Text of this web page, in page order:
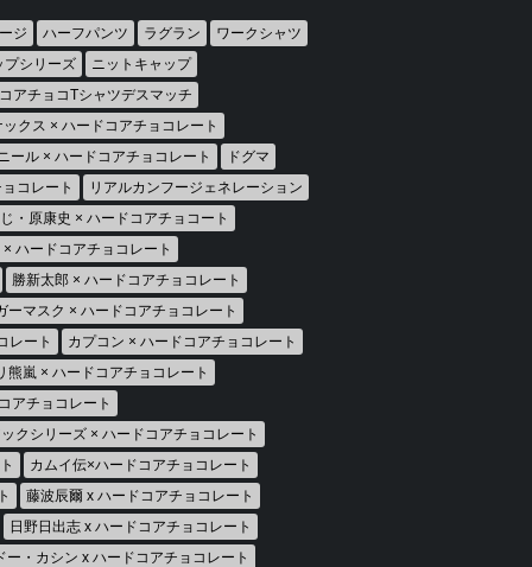
ジ ハーフパンツ ラグラン
ワークシャツ
プシリーズ
ニットキャップ
アチョコTシャツデスマッチ
クス × ハードコアチョコレート
ール × ハードコアチョコレート
ドグマ
コレート
リアルカンフージェネレーション
・原康史 × ハードコアチョコート
ハードコアチョコレート
勝新太郎 × ハードコアチョコレート
ーマスク × ハードコアチョコレート
レート
カプコン × ハードコアチョコレート
熊嵐 × ハードコアチョコレート
アチョコレート
クシリーズ × ハードコアチョコレート
カムイ伝×ハードコアチョコレート
藤波辰爾 x ハードコアチョコレート
日野日出志 x ハードコアチョコレート
ー・カシン x ハードコアチョコレート